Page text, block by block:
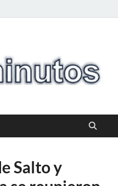
Salto y